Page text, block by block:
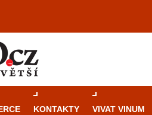
KONTAKTY VIVAT VINUM